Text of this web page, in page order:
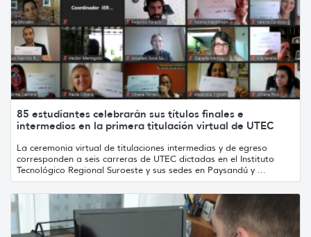
85 estudiantes celebrarán sus títulos finales e
intermedios en la primera titulación virtual de UTEC
La ceremonia virtual de titulaciones intermedias y de egreso
corresponden a seis carreras de UTEC dictadas en el Instituto
Tecnológico Regional Suroeste y sus sedes en Paysandú y ...